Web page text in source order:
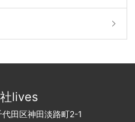
lives
田区神田淡路町2-1